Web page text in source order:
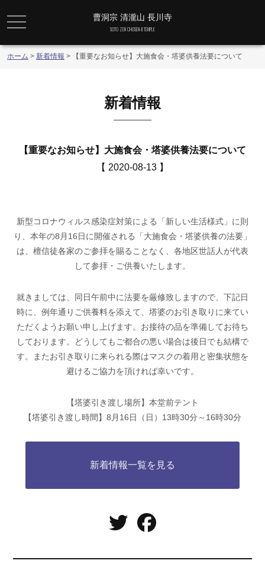
曹洞宗 清瀧山 長川寺
SOTO ZEN CHOSEN-JI TEMPLE
ホーム > 新着情報 > 【重要なお知らせ】大施食会・塔婆供養法要について
新着情報
【重要なお知らせ】大施食会・塔婆供養法要について
【 2020-08-13 】
新型コロナウィルス感染症対策による「新しい生活様式」に則
り、本年の8月16日に開催される「大施食会・塔婆供養の法要」
は、檀信徒各家のご参拝を賜ることなく、各地区世話人が代表
して参拝・ご供養いたします。
就きましては、同日午前中に法要を厳修致しますので、下記日
時に、例年通りご供養料を添えて、塔婆のお引き取りに来てい
ただくようお願い申し上げます。お接待の品を準備してお待ち
しております。どうしてもご都合の悪い場合は後日でも結構で
す。またお引き取りに来られる際はマスクの着用と密集状態を
避けるご協力を頂ければ幸いです。
【塔婆引き渡し場所】本堂前テント
【塔婆引き渡し時間】8月16日（日）13時30分～16時30分
新着情報一覧を見る